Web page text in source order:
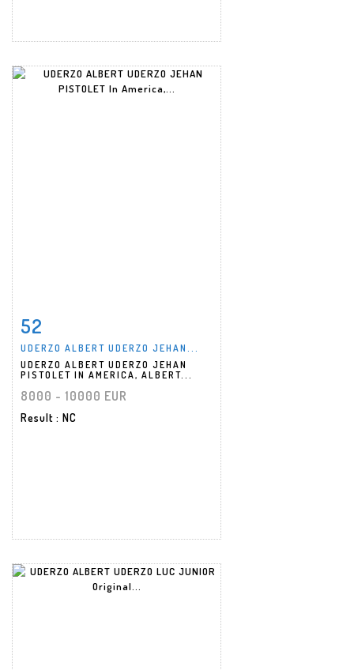
52
UDERZO ALBERT UDERZO JEHAN...
UDERZO ALBERT UDERZO JEHAN
PISTOLET IN AMERICA, ALBERT...
8000 - 10000 EUR
Result : NC